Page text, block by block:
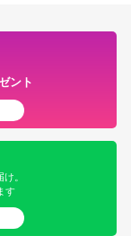
ント
。
す